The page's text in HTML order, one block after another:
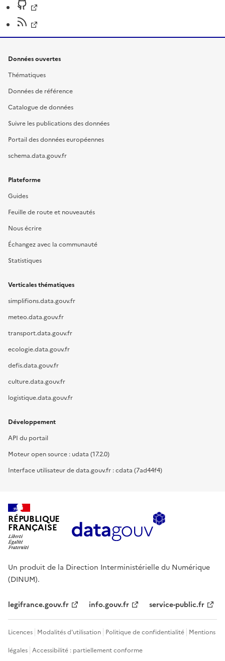
Données ouvertes
Thématiques
Données de référence
Catalogue de données
Suivre les publications des données
Portail des données européennes
schema.data.gouv.fr
Plateforme
Guides
Feuille de route et nouveautés
Nous écrire
Échangez avec la communauté
Statistiques
Verticales thématiques
simplifions.data.gouv.fr
meteo.data.gouv.fr
transport.data.gouv.fr
ecologie.data.gouv.fr
defis.data.gouv.fr
culture.data.gouv.fr
logistique.data.gouv.fr
Développement
API du portail
Moteur open source : udata (17.2.0)
Interface utilisateur de data.gouv.fr : cdata (7ad44f4)
RÉPUBLIQUE
FRANÇAISE
Un produit de la Direction Interministérielle du Numérique
(DINUM).
legifrance.gouv.fr info.gouv.fr service-public.fr
Licences Modalités d'utilisation Politique de confidentialité Mentions
légales Accessibilité : partiellement conforme